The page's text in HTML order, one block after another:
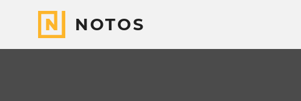
NOTOS